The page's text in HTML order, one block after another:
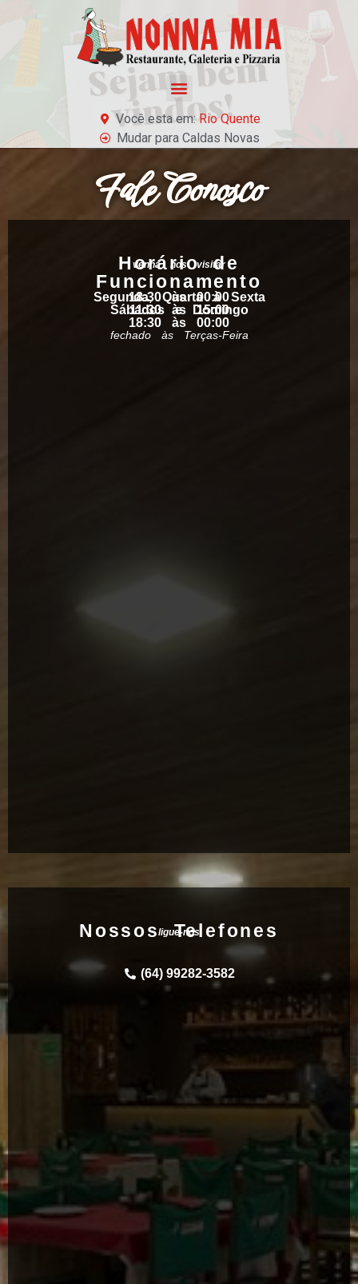
Você esta em:Rio Quente
Mudar para Caldas Novas
Fale Conosco
venha nos visitar
Horário de
Funcionamento
Segunda, Quarta à Sexta
18:30 às 00:00
Sábados e Domingo
11:30 às 15:00
18:30 às 00:00
fechado às Terças-Feira
ligue-nos
Nossos Telefones
(64) 99282-3582